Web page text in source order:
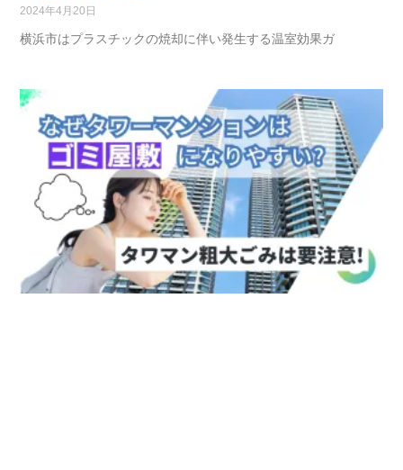
2024年4月20日
横浜市はプラスチックの焼却に伴い発生する温室効果ガ